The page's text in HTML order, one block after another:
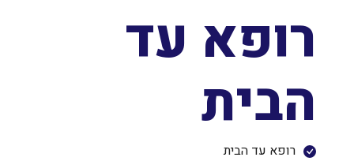
רופא עד
הבית
רופא עד הבית